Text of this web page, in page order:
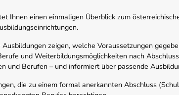
Ihnen einen einmaligen Überblick zum
zeigen, welche Voraussetzungen
und Weiterbildungsmöglichkeiten nach
und Berufen – und informiert über passende
die zu einem formal anerkannten Abschluss